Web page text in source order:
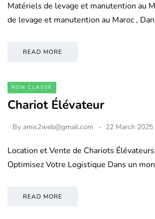
Matériels de levage et manutention au
de levage et manutention au Maroc ,
READ MORE
NON CLASSÉ
Chariot Élévateur
By amis2web@gmail.com 22 March 2025
Location et Vente de Chariots
Optimisez Votre Logistique Dans un
READ MORE